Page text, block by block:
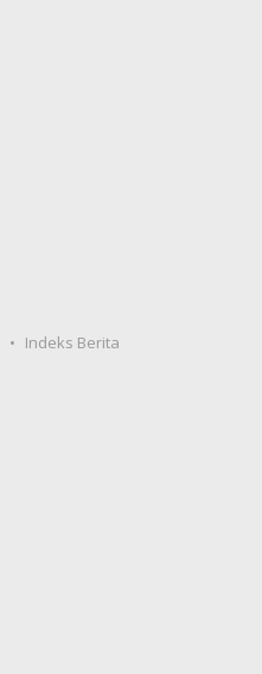
Indeks Berita